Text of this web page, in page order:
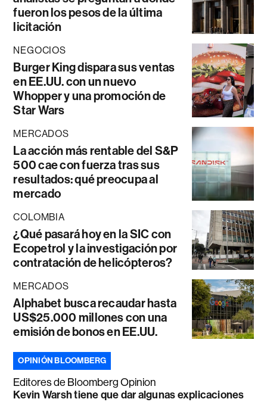
fueron los pesos de la última
licitación
NEGOCIOS
Burger King dispara sus ventas
en EE.UU. con un nuevo
Whopper y una promoción de
Star Wars
MERCADOS
La acción más rentable del S&P
500 cae con fuerza tras sus
resultados: qué preocupa al
mercado
COLOMBIA
¿Qué pasará hoy en la SIC con
Ecopetrol y la investigación por
contratación de helicópteros?
MERCADOS
Alphabet busca recaudar hasta
US$25.000 millones con una
emisión de bonos en EE.UU.
OPINIÓN BLOOMBERG
Editores de Bloomberg Opinion
Kevin Warsh tiene que dar algunas explicaciones